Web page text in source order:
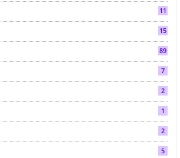
11
15
89
7
2
1
2
5